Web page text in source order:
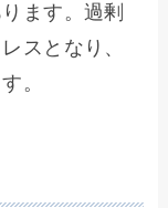
ます。過剰
スとなり、
。